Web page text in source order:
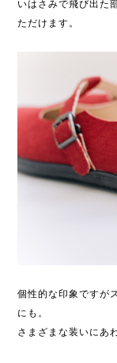
いはさみで飛び出た
ただけます。
個性的な印象ですが
にも。
さまざまな装いにあ